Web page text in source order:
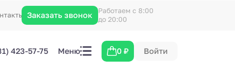
Заказать звонок
Работаем с 8:00
до 20:00
423-57-75 Меню 0₽ Войти